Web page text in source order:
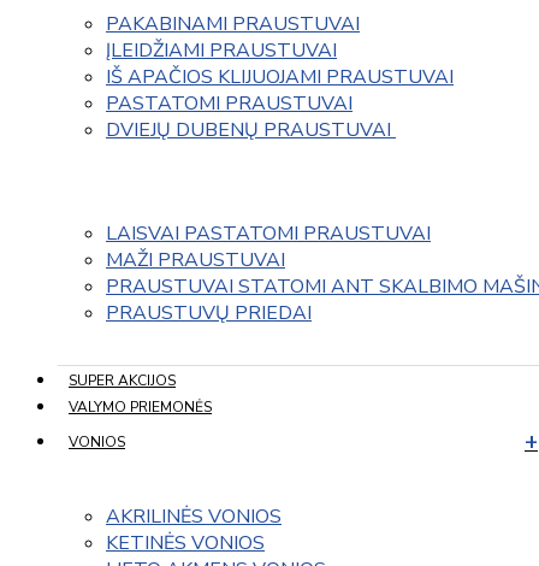
PAKABINAMI PRAUSTUVAI
ĮLEIDŽIAMI PRAUSTUVAI
IŠ APAČIOS KLIJUOJAMI PRAUSTUVAI
PASTATOMI PRAUSTUVAI
DVIEJŲ DUBENŲ PRAUSTUVAI
LAISVAI PASTATOMI PRAUSTUVAI
MAŽI PRAUSTUVAI
PRAUSTUVAI STATOMI ANT SKALBIMO
PRAUSTUVŲ PRIEDAI
SUPER AKCIJOS
VALYMO PRIEMONĖS
VONIOS
AKRILINĖS VONIOS
KETINĖS VONIOS